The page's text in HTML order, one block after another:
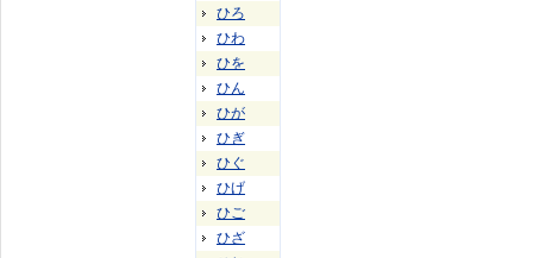
ひろ
ひわ
ひを
ひん
ひが
ひぎ
ひぐ
ひげ
ひご
ひざ